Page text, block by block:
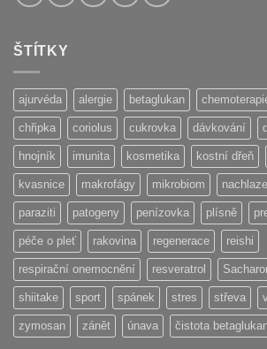
ŠTÍTKY
ajurvéda alergie betaglukan
chřipka coriolus cukrovka dávkování
hnojník imunita kosmetika kostní dřeň
kvasnice makrofágy mikrobiom
paraziti patogeny penízovka plísně
péče o pleť rakovina regenerace reishi
respirační onemocnění resveratrol
shiitake sport spánek stres střeva
zymosan zánět únava čistota